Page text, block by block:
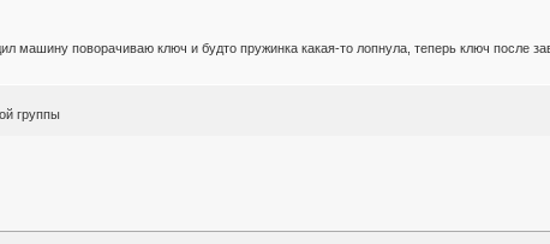
машину поворачиваю ключ и будто пружинка какая-то лопнула, теперь ключ после
группы